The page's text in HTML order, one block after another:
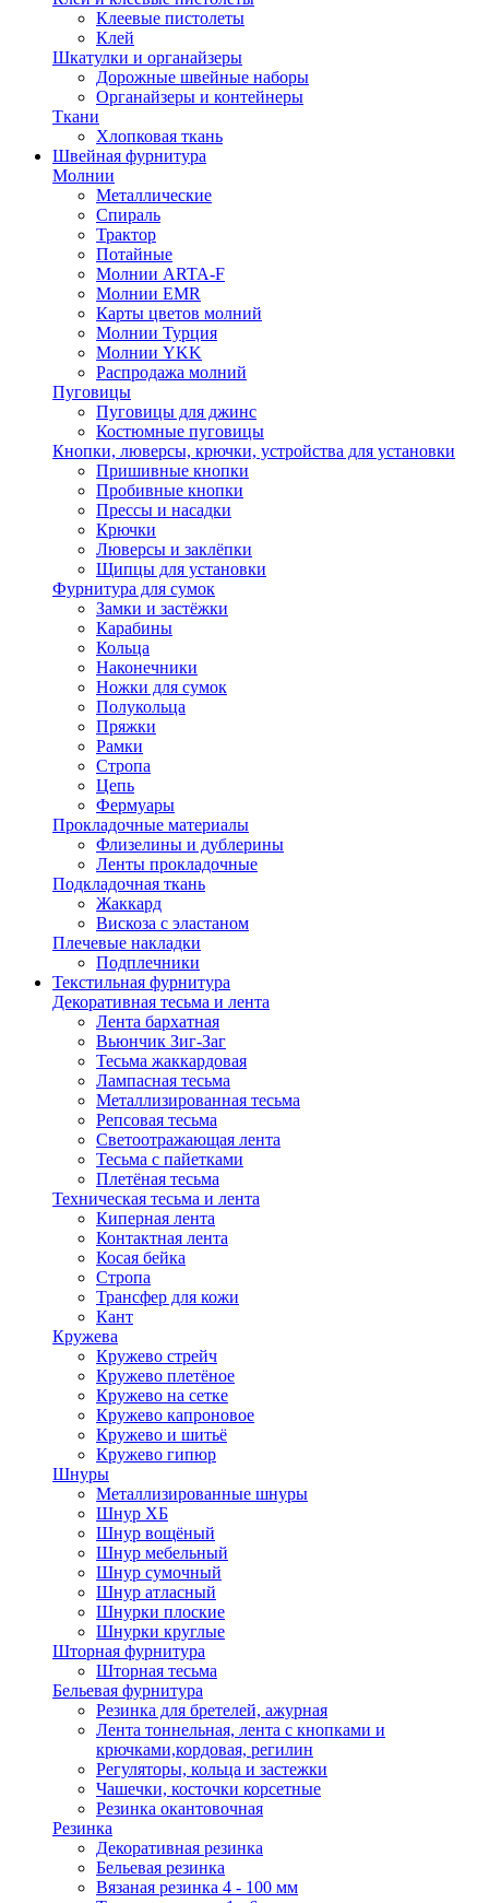
Клеевые пистолеты
Клей
Шкатулки и органайзеры
Дорожные швейные наборы
Органайзеры и контейнеры
Ткани
Хлопковая ткань
Швейная фурнитура
Молнии
Металлические
Спираль
Трактор
Потайные
Молнии ARTA-F
Молнии EMR
Карты цветов молний
Молнии Турция
Молнии YKK
Распродажа молний
Пуговицы
Пуговицы для джинс
Костюмные пуговицы
Кнопки, люверсы, крючки, устройства для установки
Пришивные кнопки
Пробивные кнопки
Прессы и насадки
Крючки
Люверсы и заклёпки
Щипцы для установки
Фурнитура для сумок
Замки и застёжки
Карабины
Кольца
Наконечники
Ножки для сумок
Полукольца
Пряжки
Рамки
Стропа
Цепь
Фермуары
Прокладочные материалы
Флизелины и дублерины
Ленты прокладочные
Подкладочная ткань
Жаккард
Вискоза с эластаном
Плечевые накладки
Подплечники
Текстильная фурнитура
Декоративная тесьма и лента
Лента бархатная
Вьюнчик Зиг-Заг
Тесьма жаккардовая
Лампасная тесьма
Металлизированная тесьма
Репсовая тесьма
Светоотражающая лента
Тесьма с пайетками
Плетёная тесьма
Техническая тесьма и лента
Киперная лента
Контактная лента
Косая бейка
Стропа
Трансфер для кожи
Кант
Кружева
Кружево стрейч
Кружево плетёное
Кружево на сетке
Кружево капроновое
Кружево и шитьё
Кружево гипюр
Шнуры
Металлизированные шнуры
Шнур ХБ
Шнур вощёный
Шнур мебельный
Шнур сумочный
Шнур атласный
Шнурки плоские
Шнурки круглые
Шторная фурнитура
Шторная тесьма
Бельевая фурнитура
Резинка для бретелей, ажурная
Лента тоннельная, лента с кнопками и
крючками,кордовая, регилин
Регуляторы, кольца и застежки
Чашечки, косточки корсетные
Резинка окантовочная
Резинка
Декоративная резинка
Бельевая резинка
Вязаная резинка 4 - 100 мм